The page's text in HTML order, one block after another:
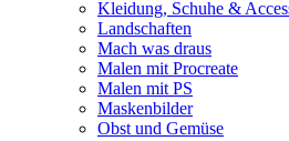
Kleidung, Schuhe &
Landschaften
Mach was draus
Malen mit Procreate
Malen mit PS
Maskenbilder
Obst und Gemüse